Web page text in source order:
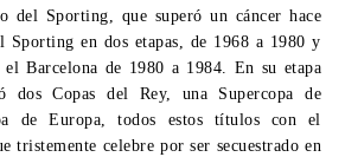
del Sporting, que superó un cáncer hace
Sporting en dos etapas, de 1968 a 1980 y
Barcelona de 1980 a 1984. En su etapa
dos Copas del Rey, una Supercopa de
de Europa, todos estos títulos con el
tristemente celebre por ser secuestrado en